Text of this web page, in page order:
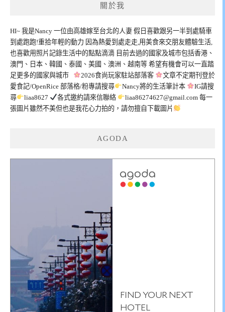
關於我
HI~ 我是Nancy 一位由高雄嫁至台北的人妻 假日喜歡跟另一半到處騎車
到處跑跑!重拾年輕的動力 因為熱愛到處走走,用美食來交朋友體驗生活,
也喜歡用照片記錄生活中的點點滴滴 目前去過的國家及城市包括香港、
澳門、日本、韓國、泰國、美國、澳洲、越南等 希望有機會可以一直踏
足更多的國家與城市
2026食尚玩家駐站部落客
文章不定期刊登於
愛食記/OpenRice 部落格/粉專請搜尋
Nancy將的生活筆計本
IG請搜
尋
liaa8627 各式邀約請來信聯絡 liaa86274627@gmail.com每一
張圖片雖然不美但也是我花心力拍的，請勿擅自下載圖片
AGODA